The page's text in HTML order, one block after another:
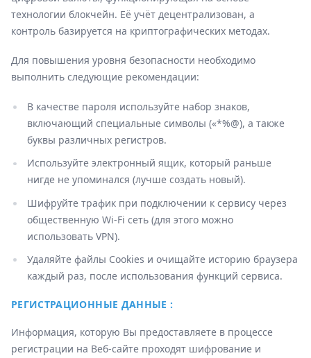
технологии блокчейн. Её учёт децентрализован, а
контроль базируется на криптографических методах.
Для повышения уровня безопасности необходимо
выполнить следующие рекомендации:
В качестве пароля используйте набор знаков,
включающий специальные символы («*%@), а также
буквы различных регистров.
Используйте электронный ящик, который раньше
нигде не упоминался (лучше создать новый).
Шифруйте трафик при подключении к сервису через
общественную Wi-Fi сеть (для этого можно
использовать VPN).
Удаляйте файлы Cookies и очищайте историю браузера
каждый раз, после использования функций сервиса.
РЕГИСТРАЦИОННЫЕ ДАННЫЕ :
Информация, которую Вы предоставляете в процессе
регистрации на Веб-сайте проходят шифрование и